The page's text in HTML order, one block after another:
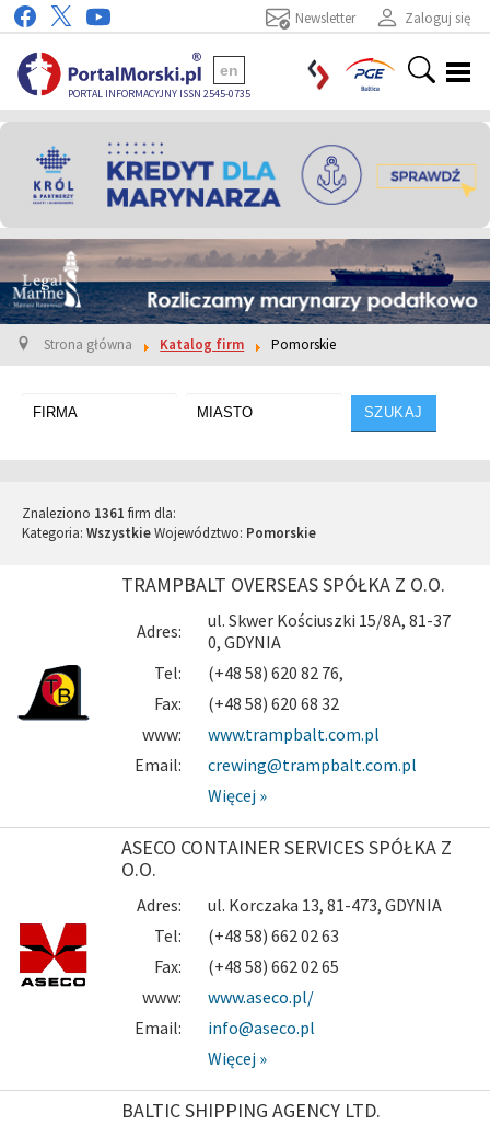
Zaloguj się
Newsletter
PORTAL INFORMACYJNY ISSN 2545-0735
en
Strona główna Katalog firm Pomorskie
SZUKAJ
Znaleziono 1361 firm dla:
Kategoria: WszystkieWojewództwo: Pomorskie
TRAMPBALT OVERSEAS SPÓŁKA Z O.O.
Adres:
ul. Skwer Kościuszki 15/8A, 81-37
0, GDYNIA
Tel:
(+48 58) 620 82 76,
Fax:
(+48 58) 620 68 32
www:
www.trampbalt.com.pl
Email:
crewing@trampbalt.com.pl
Więcej »
ASECO CONTAINER SERVICES SPÓŁKA Z
O.O.
Adres:
ul. Korczaka 13, 81-473, GDYNIA
Tel:
(+48 58) 662 02 63
Fax:
(+48 58) 662 02 65
www:
www.aseco.pl/
Email:
info@aseco.pl
Więcej »
BALTIC SHIPPING AGENCY LTD.